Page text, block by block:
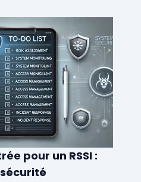
pour un RSSI :